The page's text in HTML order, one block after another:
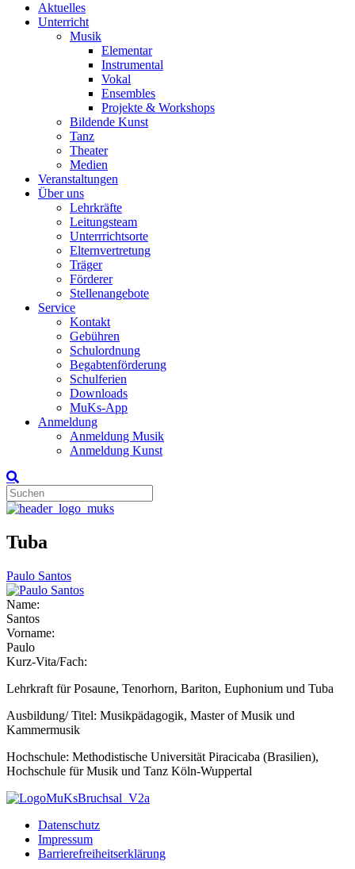
Aktuelles
Unterricht
Musik
Elementar
Instrumental
Vokal
Ensembles
Projekte & Workshops
Bildende Kunst
Tanz
Theater
Medien
Veranstaltungen
Über uns
Lehrkräfte
Leitungsteam
Unterrrichtsorte
Elternvertretung
Träger
Förderer
Stellenangebote
Service
Kontakt
Gebühren
Schulordnung
Begabtenförderung
Schulferien
Downloads
MuKs-App
Anmeldung
Anmeldung Musik
Anmeldung Kunst
Tuba
Paulo Santos
Name:
Santos
Vorname:
Paulo
Kurz-Vita/Fach:
Lehrkraft für Posaune, Tenorhorn, Bariton, Euphonium und Tuba
Ausbildung/ Titel: Musikpädagogik, Master of Musik und
Kammermusik
Hochschule: Methodistische Universität Piracicaba (Brasilien),
Hochschule für Musik und Tanz Köln-Wuppertal
Datenschutz
Impressum
Barrierefreiheitserklärung